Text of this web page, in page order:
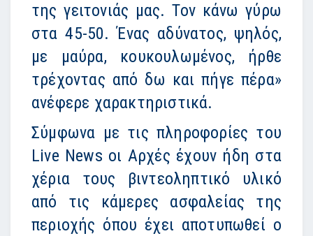
της γειτονιάς μας. Τον κάνω γύρω
στα 45-50. Ένας αδύνατος, ψηλός,
με μαύρα, κουκουλωμένος, ήρθε
τρέχοντας από δω και πήγε πέρα»
ανέφερε χαρακτηριστικά.
Σύμφωνα με τις πληροφορίες του
Live News οι Αρχές έχουν ήδη στα
χέρια τους βιντεοληπτικό υλικό
από τις κάμερες ασφαλείας της
περιοχής όπου έχει αποτυπωθεί ο